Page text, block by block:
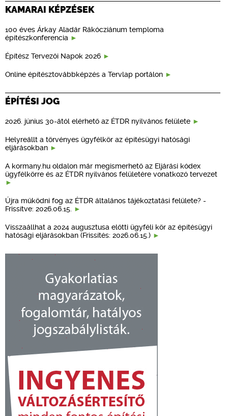
KAMARAI KÉPZÉSEK
100 éves Árkay Aladár Rákócziánum temploma
építészkonferencia
Építész Tervezői Napok 2026
Online építésztovábbképzés a Tervlap portálon
ÉPÍTÉSI JOG
2026. június 30-ától elérhető az ÉTDR nyilvános felülete
Helyreállt a törvényes ügyfélkör az építésügyi hatósági
eljárásokban
A kormany.hu oldalon már megismerhető az Eljárási kódex
ügyfélkörre és az ÉTDR nyilvános felületére vonatkozó tervezet
Újra működni fog az ÉTDR általános tájékoztatási felülete? -
Frissítve: 2026.06.15.
Visszaállhat a 2024 augusztusa előtti ügyféli kör az építésügyi
hatósági eljárásokban (Frissítés: 2026.06.15.)